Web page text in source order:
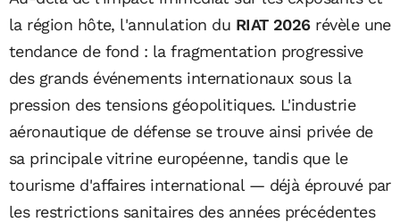
la région hôte, l'annulation du RIAT 2026révèle une
tendance de fond : la fragmentation progressive
des grands événements internationaux sous la
pression des tensions géopolitiques. L'industrie
aéronautique de défense se trouve ainsi privée de
sa principale vitrine européenne, tandis que le
tourisme d'affaires international — déjà éprouvé par
les restrictions sanitaires des années précédentes